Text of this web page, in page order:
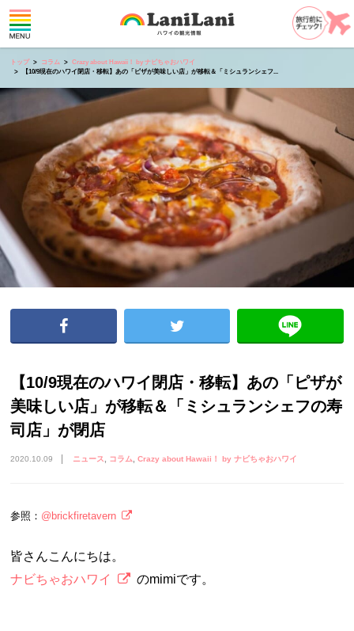
トップ コラム
Crazy about Hawaii！ by ナビちゃおハワイ
【10/9現在のハワイ閉店・移転】あの「ピザが美味しい店」が移転＆「ミシュランシェフ...
【10/9現在のハワイ閉店・移転】あの「ピザが
美味しい店」が移転＆「ミシュランシェフの寿
司店」が閉店
2020.10.09 ニュース コラム Crazy about Hawaii！ by ナビちゃおハワイ
参照： @brickfiretavern
皆さんこんにちは。
ナビちゃおハワイ
のmimiです。